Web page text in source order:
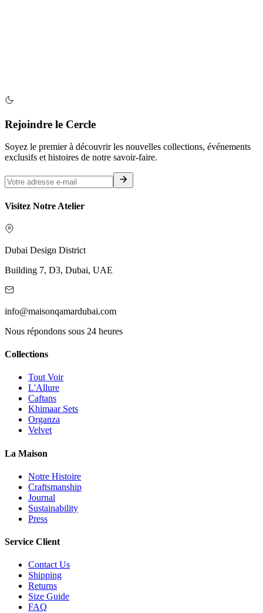
Rejoindre le Cercle
Soyez le premier à découvrir les nouvelles collections, événements
exclusifs et histoires de notre savoir-faire.
Visitez Notre Atelier
Dubai Design District
Building 7, D3, Dubai, UAE
info@maisonqamardubai.com
Nous répondons sous 24 heures
Collections
Tout Voir
L'Allure
Caftans
Khimaar Sets
Organza
Velvet
La Maison
Notre Histoire
Craftsmanship
Journal
Sustainability
Press
Service Client
Contact Us
Shipping
Returns
Size Guide
FAQ